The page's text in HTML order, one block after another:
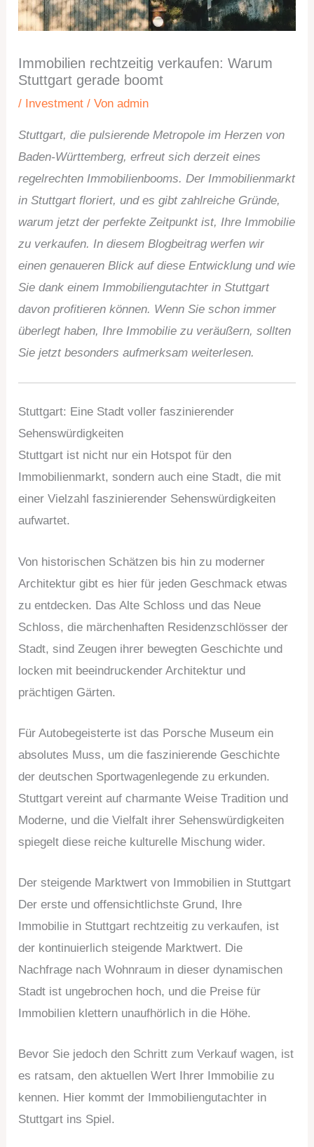
Immobilien rechtzeitig verkaufen: Warum
Stuttgart gerade boomt
/ Investment / Vonadmin
Stuttgart, die pulsierende Metropole im Herzen von
Baden-Württemberg, erfreut sich derzeit eines
regelrechten Immobilienbooms. Der Immobilienmarkt
in Stuttgart floriert, und es gibt zahlreiche Gründe,
warum jetzt der perfekte Zeitpunkt ist, Ihre Immobilie
zu verkaufen. In diesem Blogbeitrag werfen wir
einen genaueren Blick auf diese Entwicklung und wie
Sie dank einem Immobiliengutachter in Stuttgart
davon profitieren können. Wenn Sie schon immer
überlegt haben, Ihre Immobilie zu veräußern, sollten
Sie jetzt besonders aufmerksam weiterlesen.
Stuttgart: Eine Stadt voller faszinierender
Sehenswürdigkeiten
Stuttgart ist nicht nur ein Hotspot für den
Immobilienmarkt, sondern auch eine Stadt, die mit
einer Vielzahl faszinierender Sehenswürdigkeiten
aufwartet.
Von historischen Schätzen bis hin zu moderner
Architektur gibt es hier für jeden Geschmack etwas
zu entdecken. Das Alte Schloss und das Neue
Schloss, die märchenhaften Residenzschlösser der
Stadt, sind Zeugen ihrer bewegten Geschichte und
locken mit beeindruckender Architektur und
prächtigen Gärten.
Für Autobegeisterte ist das Porsche Museum ein
absolutes Muss, um die faszinierende Geschichte
der deutschen Sportwagenlegende zu erkunden.
Stuttgart vereint auf charmante Weise Tradition und
Moderne, und die Vielfalt ihrer Sehenswürdigkeiten
spiegelt diese reiche kulturelle Mischung wider.
Der steigende Marktwert von Immobilien in Stuttgart
Der erste und offensichtlichste Grund, Ihre
Immobilie in Stuttgart rechtzeitig zu verkaufen, ist
der kontinuierlich steigende Marktwert. Die
Nachfrage nach Wohnraum in dieser dynamischen
Stadt ist ungebrochen hoch, und die Preise für
Immobilien klettern unaufhörlich in die Höhe.
Bevor Sie jedoch den Schritt zum Verkauf wagen, ist
es ratsam, den aktuellen Wert Ihrer Immobilie zu
kennen. Hier kommt der Immobiliengutachter in
Stuttgart ins Spiel.